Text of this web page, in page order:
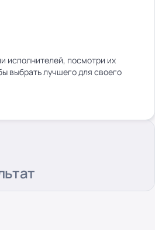
исполнителей, посмотри их
выбрать лучшего для своего